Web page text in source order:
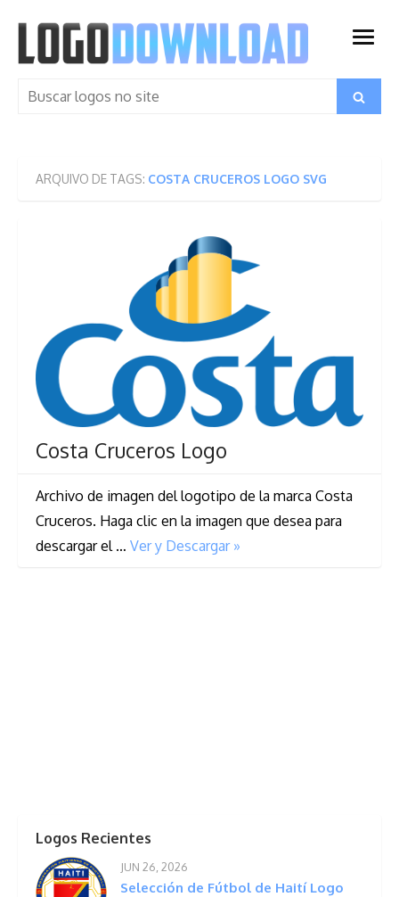
content
open
Search
Search
ARQUIVO DE TAGS: COSTA CRUCEROS LOGO SVG
Costa Cruceros Logo
Archivo de imagen del logotipo de la marca Costa
Cruceros. Haga clic en la imagen que desea para
descargar el … Ver y Descargar »
Logos Recientes
JUN 26, 2026
Selección de Fútbol de Haití Logo